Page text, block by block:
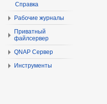
Справка
Рабочие журналы
Приватный
файлсервер
QNAP Сервер
Инструменты